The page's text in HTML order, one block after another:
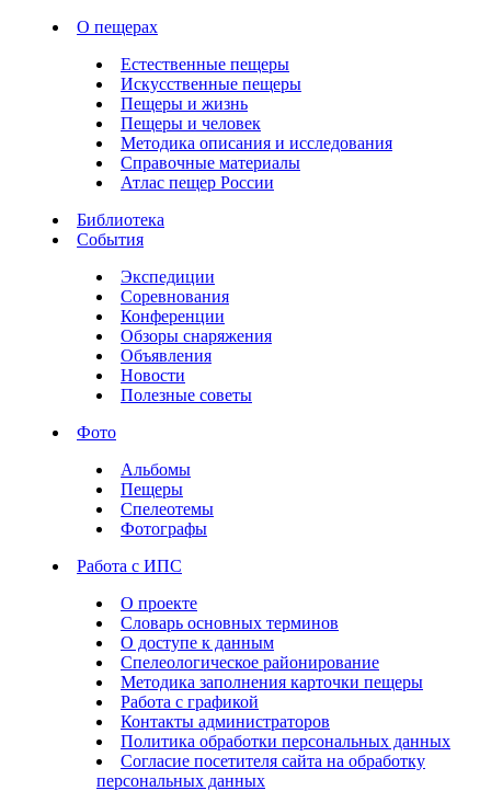
О пещерах
Естественные пещеры
Искусственные пещеры
Пещеры и жизнь
Пещеры и человек
Методика описания и исследования
Справочные материалы
Атлас пещер России
Библиотека
События
Экспедиции
Соревнования
Конференции
Обзоры снаряжения
Объявления
Новости
Полезные советы
Фото
Альбомы
Пещеры
Спелеотемы
Фотографы
Работа с ИПС
О проекте
Словарь основных терминов
О доступе к данным
Спелеологическое районирование
Методика заполнения карточки пещеры
Работа с графикой
Контакты администраторов
Политика обработки персональных данных
Согласие посетителя сайта на обработку
персональных данных